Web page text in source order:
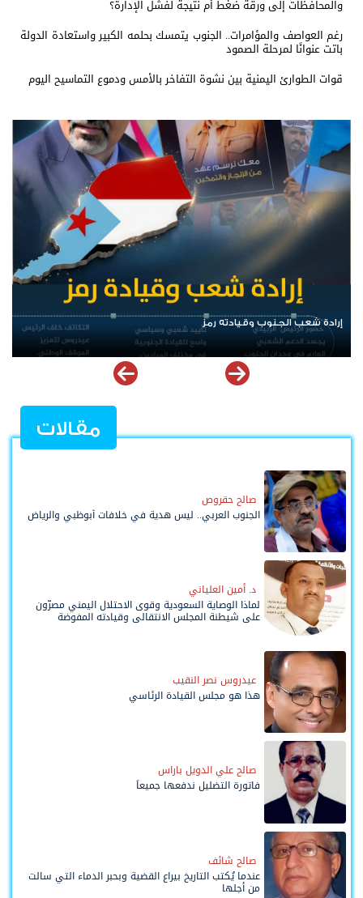
والمحافظات إلى ورقة ضغط أم نتيجة لفشل الإدارة؟
رغم العواصف والمؤامرات.. الجنوب يتمسك بحلمه الكبير واستعادة الدولة
باتت عنوانًا لمرحلة الصمود
قوات الطوارئ اليمنية بين نشوة التفاخر بالأمس ودموع التماسيح اليوم
الرئيس عيدروس الزُبيدي.. نبض الجنوب ورمز إرادته
مقالات
صالح حقروص
الجنوب العربي.. ليس هدية في خلافات أبوظبي والرياض
د. أمين العلياني
لماذا الوصاية السعودية وقوى الاحتلال اليمني مصرّون
على شيطنة المجلس الانتقالي وقيادته المفوضة
عيدروس نصر النقيب
هذا هو مجلس القيادة الرئاسي
صالح علي الدويل باراس
فاتورة التضليل ندفعها جميعاً
صالح شائف
عندما يُكتب التاريخ بيراع القضية وبحبر الدماء التي سالت
من أجلها